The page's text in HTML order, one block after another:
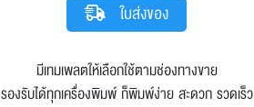
ใบส่งของ
มีเทมเพลตให้เลือกใช้ตามช่องทางขาย
รองรับได้ทุกเครื่องพิมพ์ ก็พิมพ์ง่าย สะดวก รวดเร็ว